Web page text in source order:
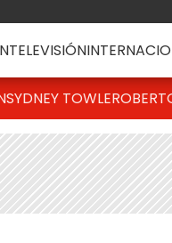
TELEVISIÓN
SYDNEY TOWLE